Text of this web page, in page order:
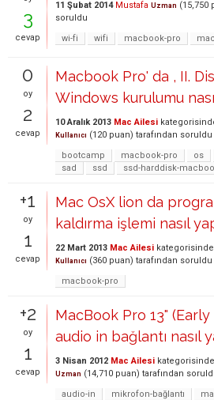
3
cevap
11 Şubat 2014 Mustafa Uzman (15,750
soruldu
wi-fi
wifi macbook-pro
0
oy
2
cevap
Macbook Pro' da , II.
Windows kurulumu
10 Aralık 2013 Mac Ailesi
Kullanıcı (120 puan) tarafından soruldu
bootcamp
macbook-pro os
sad
ssd ssd-harddisk-
+1
oy
1
cevap
Mac OsX lion da
kaldırma işlemi nasıl
22 Mart 2013 Mac Ailesi kategorisinde
Kullanıcı (360 puan) tarafından soruldu
macbook-pro
+2
oy
1
cevap
MacBook Pro 13" (Early
audio in bağlantı nasıl
3 Nisan 2012 Mac Ailesi kategorisinde
Uzman (14,710 puan) tarafından
audio-in
mikrofon-bağlantı